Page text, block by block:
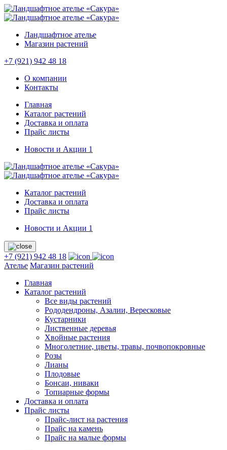
Ландшафтное ателье
Магазин растений
+7 (921) 942 48 18
О компании
Контакты
Главная
Каталог растений
Доставка и оплата
Прайс листы
Новости и Акции 1
Каталог растений
Доставка и оплата
Прайс листы
Новости и Акции 1
+7 (921) 942 48 18
Ателье Магазин растений
Главная
Каталог растений
Все виды растений
Рододендроны, Азалии, Вересковые
Кустарники
Лиственные деревья
Хвойные растения
Многолетние, цветы, травы, почвопокровные
Розы
Лианы
Плодовые
Бонсаи, ниваки
Топиарные формы
Доставка и оплата
Прайс листы
Прайс-лист на растения
Прайс на камень
Прайс на малые формы